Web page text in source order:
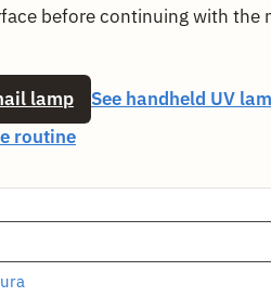
before continuing with the
lamp
See handheld UV
routine